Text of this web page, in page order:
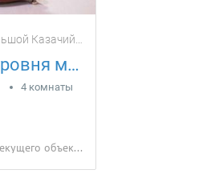
европеского уровня меблированные комнаты
4 комнаты
Находится в 1.3 км от текущего объекта